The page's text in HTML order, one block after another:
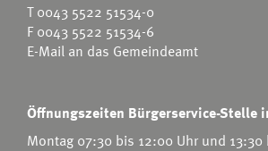
T0043 5522 51534-0
F 0043 5522 51534-6
E-Mail an das Gemeindeamt
Öffnungszeiten Bürgerservice-Stelle
Montag 07:30 bis 12:00 Uhr und